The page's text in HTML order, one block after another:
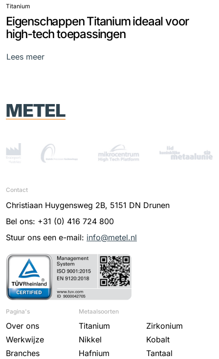
Titanium
Eigenschappen Titanium ideaal voor
high-tech toepassingen
Lees meer
Contact
Christiaan Huygensweg 2B, 5151 DN Drunen
Bel ons: +31 (0) 416 724 800
Stuur ons een e-mail: info@metel.nl
Pagina's
Over ons
Werkwijze
Branches
Metaalsoorten
Titanium
Zirkonium
Nikkel
Kobalt
Hafnium
Tantaal